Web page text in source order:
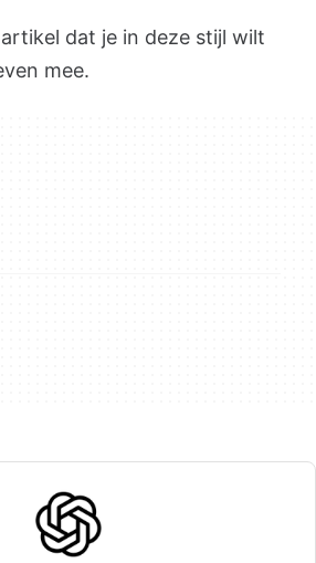
dat je in deze stijl wilt
mee.